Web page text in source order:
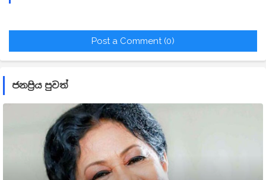
Post a Comment (0)
ජනප්‍රිය පුවත්